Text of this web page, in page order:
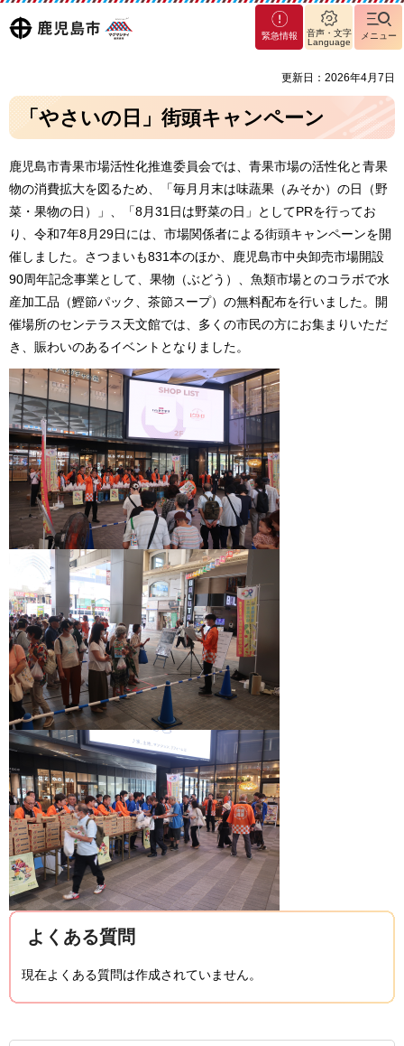
鹿児島
マグ
マシ
緊急情報
音声・文字
Language
メニュー
更新日：2026年4月7日
「やさいの日」街頭キャンペーン
鹿児島市青果市場活性化推進委員会では、青果市場の活性化と青果
物の消費拡大を図るため、「毎月月末は味蔬果（みそか）の日（野
菜・果物の日）」、「8月31日は野菜の日」としてPRを行ってお
り、令和7年8月29日には、市場関係者による街頭キャンペーンを開
催しました。さつまいも831本のほか、鹿児島市中央卸売市場開設
90周年記念事業として、果物（ぶどう）、魚類市場とのコラボで水
産加工品（鰹節パック、茶節スープ）の無料配布を行いました。開
催場所のセンテラス天文館では、多くの市民の方にお集まりいただ
き、賑わいのあるイベントとなりました。
よくある質問
現在よくある質問は作成されていません。